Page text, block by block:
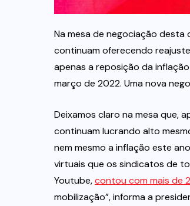
Na mesa de negociação desta
continuam oferecendo
apenas a reposição da
março de 2022. Uma nova
Deixamos claro na mesa que,
continuam lucrando alto
nem mesmo a inflação este
virtuais que os sindicatos de
Youtube,contou com mais de
mobilização”, informa a